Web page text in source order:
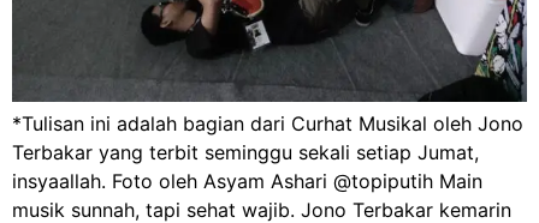
*Tulisan ini adalah bagian dari Curhat Musikal oleh Jono
Terbakar yang terbit seminggu sekali setiap Jumat,
insyaallah. Foto oleh Asyam Ashari @topiputih Main
musik sunnah, tapi sehat wajib. Jono Terbakar kemarin